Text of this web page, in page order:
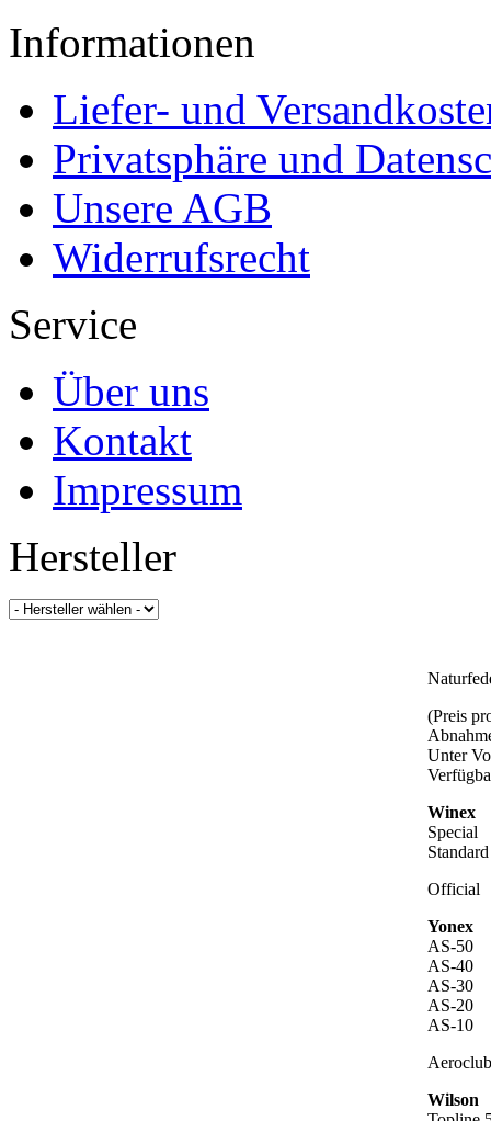
Informationen
Liefer- und
Privatsphäre und
Unsere AGB
Widerrufsrecht
Service
Über uns
Kontakt
Impressum
Hersteller
(Preis
Unter
Winex
Special
Standard
Official
Yonex
AS-50
AS-40
AS-30
AS-20
AS-10
Wilson